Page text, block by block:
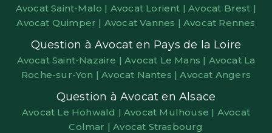
Avocat Saint-Malo | Avocat Lorient |Avocat Brest |
Avocat Quimper | Avocat Vannes | Avocat Rennes
Question à Avocat en Pays de la Loire
Avocat Saint-Nazaire |Avocat Le Mans | Avocat La
Roche-sur-Yon |Avocat Nantes |Avocat Angers
Question à Avocat en Alsace
Avocat Le Hohwald |Avocat Mulhouse | Avocat
Colmar |Avocat Strasbourg